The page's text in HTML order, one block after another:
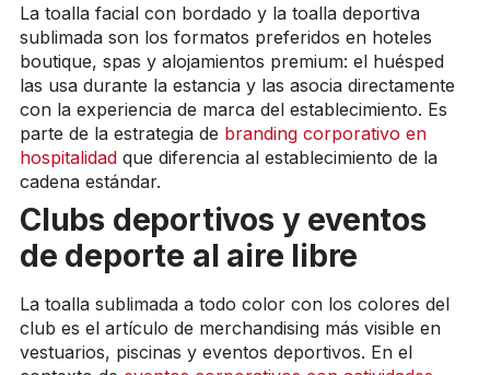
La toalla facial con bordado y la toalla deportiva
sublimada son los formatos preferidos en hoteles
boutique, spas y alojamientos premium: el huésped
las usa durante la estancia y las asocia directamente
con la experiencia de marca del establecimiento. Es
parte de la estrategia de branding corporativo en
hospitalidadque diferencia al establecimiento de la
cadena estándar.
Clubs deportivos y eventos
de deporte al aire libre
La toalla sublimada a todo color con los colores del
club es el artículo de merchandising más visible en
vestuarios, piscinas y eventos deportivos. En el